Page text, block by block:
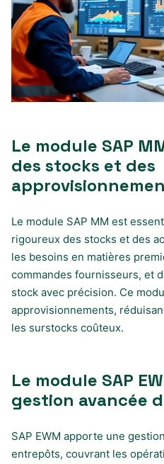
Le module SAP
des stocks et des
Le module SAP MM est
rigoureux des stocks et des
les besoins en matières
commandes fournisseurs, et
stock avec précision. Ce
approvisionnements,
les surstocks coûteux.
Le module SAP
gestion avancée
SAP EWM apporte une
entrepôts, couvrant les